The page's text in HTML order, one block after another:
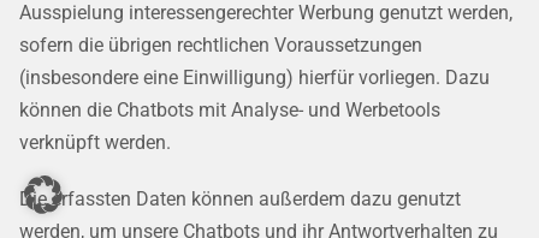
Ausspielung interessengerechter Werbung genutzt werden,
sofern die übrigen rechtlichen Voraussetzungen
(insbesondere eine Einwilligung) hierfür vorliegen. Dazu
können die Chatbots mit Analyse- und Werbetools
verknüpft werden.
Die erfassten Daten können außerdem dazu genutzt
werden, um unsere Chatbots und ihr Antwortverhalten zu